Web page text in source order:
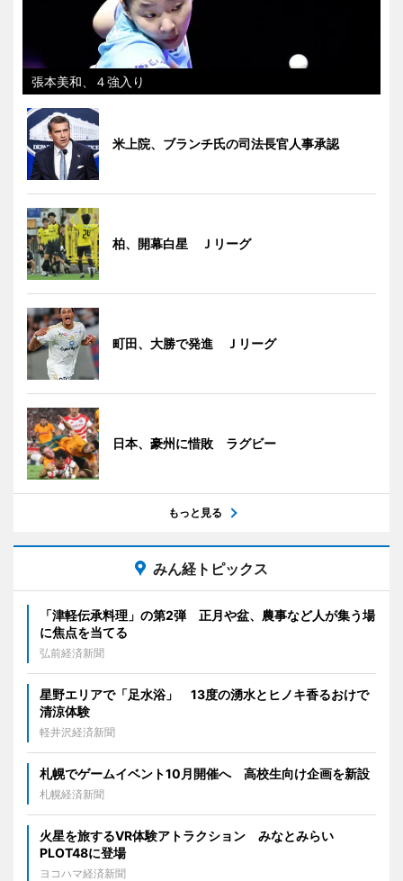
張本美和、４強入り
米上院、ブランチ氏の司法長官人事承認
柏、開幕白星 Ｊリーグ
町田、大勝で発進 Ｊリーグ
日本、豪州に惜敗 ラグビー
もっと見る
みん経トピックス
「津軽伝承料理」の第2弾 正月や盆、農事など人が集う場
に焦点を当てる
弘前経済新聞
星野エリアで「足水浴」 13度の湧水とヒノキ香るおけで
清涼体験
軽井沢経済新聞
札幌でゲームイベント10月開催へ 高校生向け企画を新設
札幌経済新聞
火星を旅するVR体験アトラクション みなとみらい
PLOT48に登場
ヨコハマ経済新聞